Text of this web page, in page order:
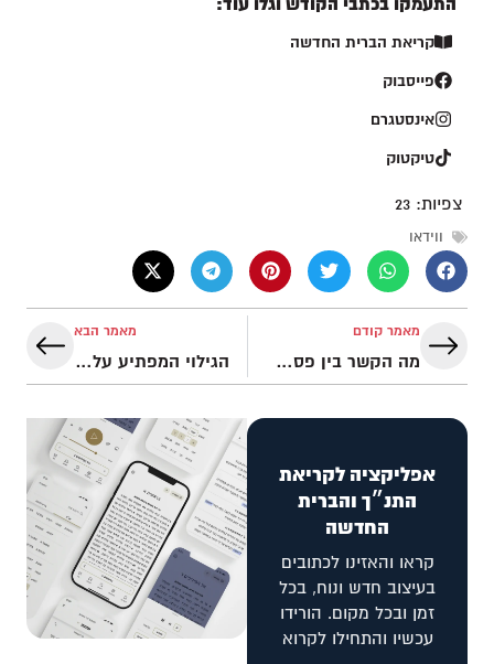
קריאת הברית החדשה
פייסבוק
אינסטגרם
טיקטוק
צפיות: 23
ווידאו
מאמר קודם
מה הקשר בין פסח לחיפזון? כיצד זה מראה את חסד אלוהים? | iGod פודקאסט
מאמר הבא
הגילוי המפתיע על חג השבועות!
אפליקציה לקריאת
התנ״ך והברית
החדשה
קראו והאזינו לכתובים
בעיצוב חדש ונוח, בכל
זמן ובכל מקום. הורידו
עכשיו והתחילו לקרוא